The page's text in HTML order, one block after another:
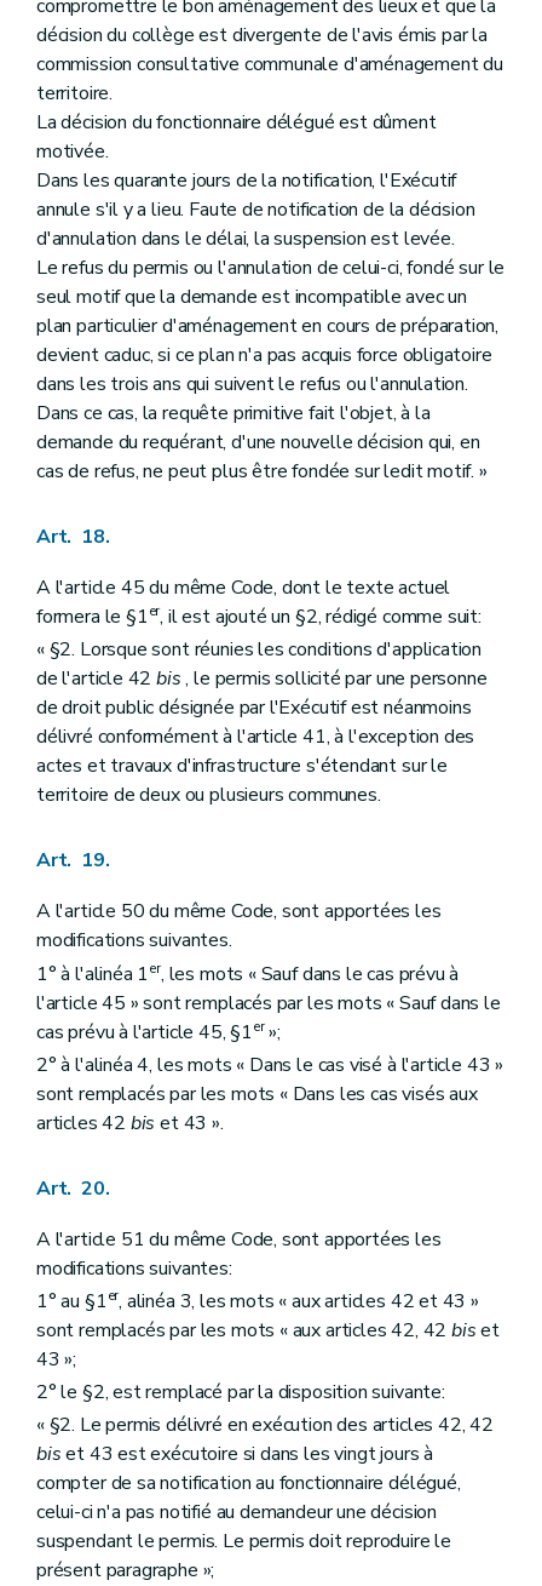
compromettre le bon aménagement des lieux et que la
décision du collège est divergente de l'avis émis par la
commission consultative communale d'aménagement du
territoire.
La décision du fonctionnaire délégué est dûment
motivée.
Dans les quarante jours de la notification, l'Exécutif
annule s'il y a lieu. Faute de notification de la décision
d'annulation dans le délai, la suspension est levée.
Le refus du permis ou l'annulation de celui-ci, fondé sur le
seul motif que la demande est incompatible avec un
plan particulier d'aménagement en cours de préparation,
devient caduc, si ce plan n'a pas acquis force obligatoire
dans les trois ans qui suivent le refus ou l'annulation.
Dans ce cas, la requête primitive fait l'objet, à la
demande du requérant, d'une nouvelle décision qui, en
cas de refus, ne peut plus être fondée sur ledit motif. »
Art. 18.
A l'article 45 du même Code, dont le texte actuel
formera le §1er, il est ajouté un §2, rédigé comme suit:
« §2. Lorsque sont réunies les conditions d'application
de l'article 42bis, le permis sollicité par une personne
de droit public désignée par l'Exécutif est néanmoins
délivré conformément à l'article 41, à l'exception des
actes et travaux d'infrastructure s'étendant sur le
territoire de deux ou plusieurs communes.
Art. 19.
A l'article 50 du même Code, sont apportées les
modifications suivantes.
1° à l'alinéa 1er, les mots « Sauf dans le cas prévu à
l'article 45 » sont remplacés par les mots « Sauf dans le
cas prévu à l'article 45, §1er»;
2° à l'alinéa 4, les mots « Dans le cas visé à l'article 43 »
sont remplacés par les mots « Dans les cas visés aux
articles 42 bis et 43 ».
Art. 20.
A l'article 51 du même Code, sont apportées les
modifications suivantes:
1° au §1er, alinéa 3, les mots « aux articles 42 et 43 »
sont remplacés par les mots « aux articles 42, 42biset
43 »;
2° le §2, est remplacé par la disposition suivante:
« §2. Le permis délivré en exécution des articles 42, 42
biset 43 est exécutoire si dans les vingt jours à
compter de sa notification au fonctionnaire délégué,
celui-ci n'a pas notifié au demandeur une décision
suspendant le permis. Le permis doit reproduire le
présent paragraphe »;